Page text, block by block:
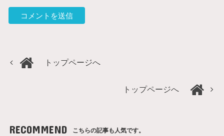
トップページへ
トップページへ
RECOMMEND こちらの記事も人気です。